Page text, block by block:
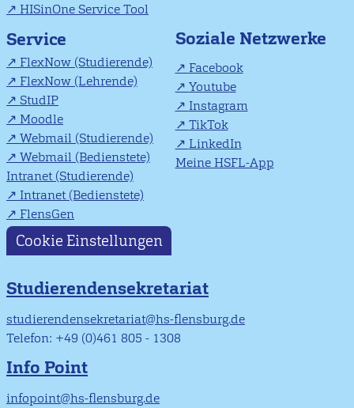
HISinOne Service Tool
Service
FlexNow (Studierende)
FlexNow (Lehrende)
StudIP
Moodle
Webmail (Studierende)
Webmail (Bedienstete)
Intranet (Studierende)
Intranet (Bedienstete)
FlensGen
Soziale Netzwerke
Facebook
Youtube
Instagram
TikTok
LinkedIn
Meine HSFL-App
Cookie Einstellungen
Studierendensekretariat
studierendensekretariat@hs-flensburg.de
Telefon: +49 (0)461 805 - 1308
Info Point
infopoint@hs-flensburg.de